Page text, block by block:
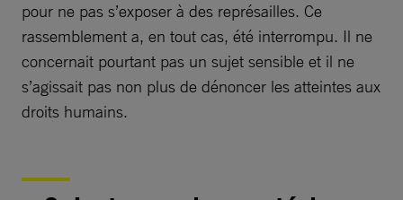
pour ne pas s’exposer à des représailles. Ce
rassemblement a, en tout cas, été interrompu. Il ne
concernait pourtant pas un sujet sensible et il ne
s’agissait pas non plus de dénoncer les atteintes aux
droits humains.